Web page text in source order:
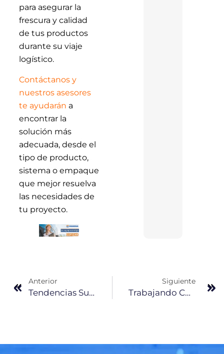
para asegurar la
frescura y calidad
de tus productos
durante su viaje
logístico.
Contáctanos y
nuestros asesores
te ayudarán a
encontrar la
solución más
adecuada, desde el
tipo de producto,
sistema o empaque
que mejor resuelva
las necesidades de
tu proyecto.
Anterior
Tendencias Sustentables En La Construcción Comercial
Siguiente
Trabajando Como Un Equipo De Football En La Obra